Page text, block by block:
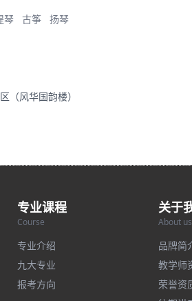
琴 古筝 扬琴
（风华国韵楼）
专业课程
Course
专业介绍
九大专业
报考方向
关于
About us
品牌简
教学师
荣誉资